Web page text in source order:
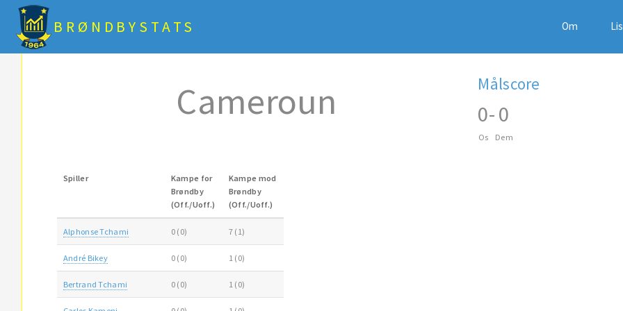
BRØNDBYSTATS Om
Cameroun Målscore
0
Os
-0
Dem
Spiller
Kampe for
Brøndby
(Off./Uoff.)
Kampe mod
Brøndby
(Off./Uoff.)
Alphonse Tchami 0 (0) 7 (1)
André Bikey 0 (0) 1 (0)
Bertrand Tchami 0 (0) 1 (0)